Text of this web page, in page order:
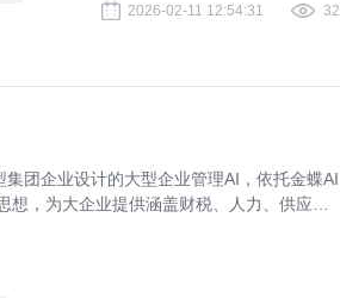
2026-02-11 12:54:31 32
团企业设计的大型企业管理AI，依托金蝶AI
想，为大企业提供涵盖财税、人力、供应链